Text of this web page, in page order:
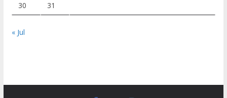
30 31
« Jul